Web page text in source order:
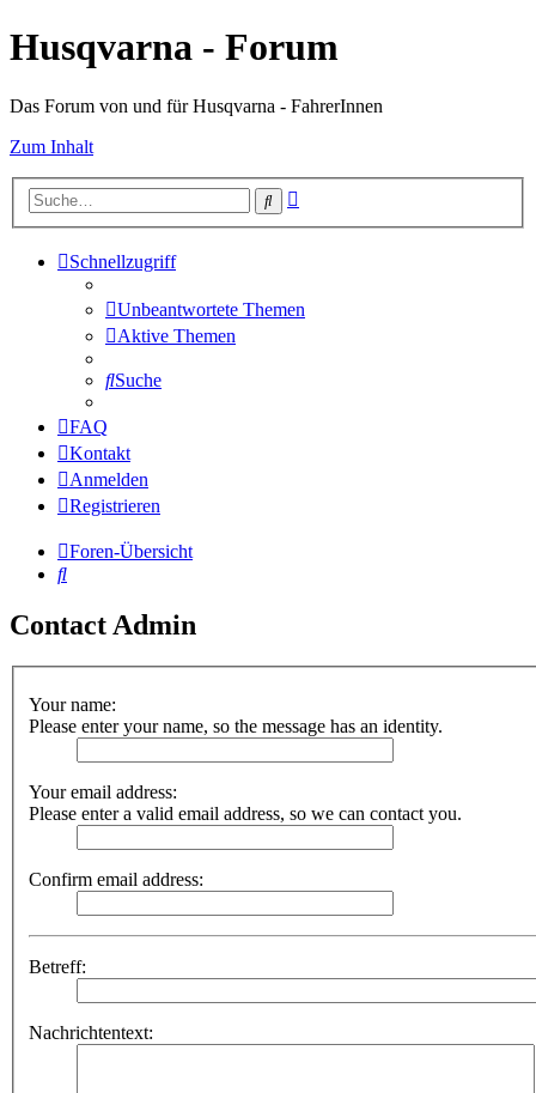
Husqvarna - Forum
Das Forum von und für Husqvarna - FahrerInnen
Zum Inhalt
Suche
Schnellzugriff
Unbeantwortete Themen
Aktive Themen
Suche
FAQ
Kontakt
Anmelden
Registrieren
Foren-Übersicht
Suche
Contact Admin
Your name:
Please enter your name, so the message has an identity.
Your email address:
Please enter a valid email address, so we can contact you.
Confirm email address:
Betreff:
Nachrichtentext: